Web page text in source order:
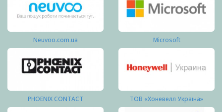
Neuvoo.com.ua Microsoft
PHOENIX CONTACT ТОВ «Хоневелл Україна»